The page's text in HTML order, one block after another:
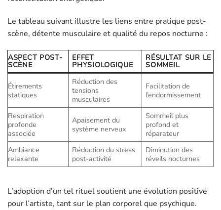
Le tableau suivant illustre les liens entre pratique post-
scène, détente musculaire et qualité du repos nocturne :
ASPECT POST-
SCÈNE
EFFET
PHYSIOLOGIQUE
RÉSULTAT SUR LE
SOMMEIL
Étirements
statiques
Réduction des
tensions
musculaires
Facilitation de
l’endormissement
Respiration
profonde
associée
Apaisement du
système nerveux
Sommeil plus
profond et
réparateur
Ambiance
relaxante
Réduction du stress
post-activité
Diminution des
réveils nocturnes
L’adoption d’un tel rituel soutient une évolution positive
pour l’artiste, tant sur le plan corporel que psychique.